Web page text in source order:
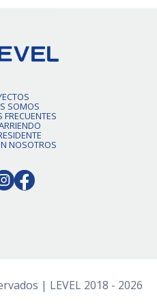
SOMOS
NOSOTROS
| LEVEL 2018 - 2026